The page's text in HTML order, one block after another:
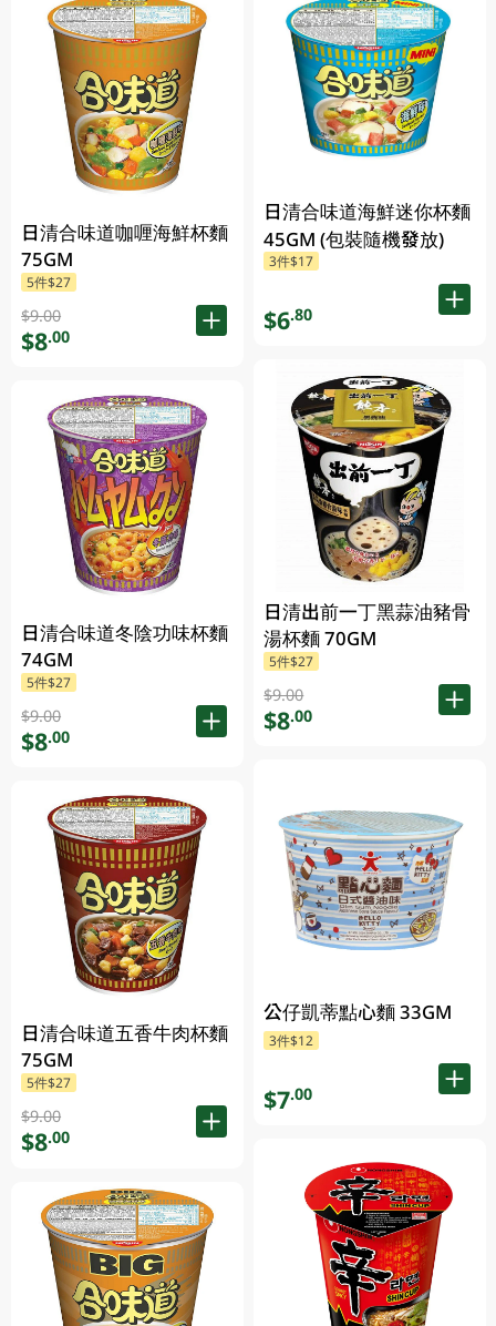
日清合味道咖喱海鮮杯麵
75GM
5件$27
$9.00
$8.00
日清合味道冬陰功味杯麵
74GM
5件$27
$9.00
$8.00
日清合味道五香牛肉杯麵
75GM
5件$27
$9.00
$8.00
日清合味道海鮮迷你杯麵
45GM (包裝隨機發放)
3件$17
$6.80
日清出前一丁黑蒜油豬骨
湯杯麵 70GM
5件$27
$9.00
$8.00
公仔凱蒂點心麵 33GM
3件$12
$7.00